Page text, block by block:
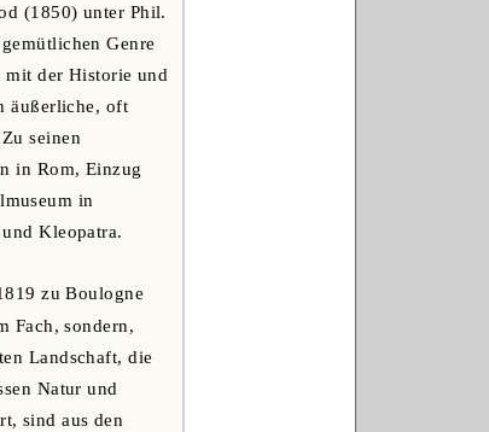
(1850) unter Phil.
Genre
der Historie und
äußerliche, oft
seinen
in Rom, Einzug
in
Kleopatra.
zu Boulogne
Fach, sondern,
Landschaft, die
Natur und
sind aus den